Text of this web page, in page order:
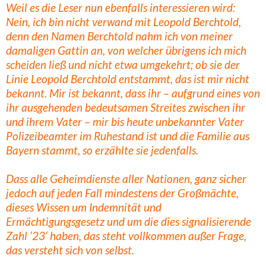
Weil es die Leser nun ebenfalls interessieren wird:
Nein, ich bin nicht verwand mit Leopold Berchtold,
denn den Namen Berchtold nahm ich von meiner
damaligen Gattin an, von welcher übrigens ich mich
scheiden ließ und nicht etwa umgekehrt; ob sie der
Linie Leopold Berchtold entstammt, das ist mir nicht
bekannt. Mir ist bekannt, dass ihr – aufgrund eines von
ihr ausgehenden bedeutsamen Streites zwischen ihr
und ihrem Vater – mir bis heute unbekannter Vater
Polizeibeamter im Ruhestand ist und die Familie aus
Bayern stammt, so erzählte sie jedenfalls.
Dass alle Geheimdienste aller Nationen, ganz sicher
jedoch auf jeden Fall mindestens der Großmächte,
dieses Wissen um Indemnität und
Ermächtigungsgesetz und um die dies signalisierende
Zahl ’23‘ haben, das steht vollkommen außer Frage,
das versteht sich von selbst.